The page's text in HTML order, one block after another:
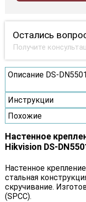
Остались
Получите
Описание DS-
Инструкции
Похожие
Настенное
Hikvision DS-
Настенное
стальная
скручивание.
(SPCC).